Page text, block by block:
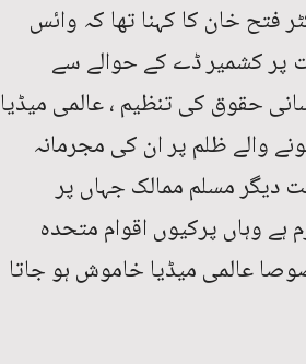
فتح خان کا کہنا تھا کہ وائس
پر کشمیر ڈے کے حوالے سے
حقوق کی تنظیم ، عالمی میڈیا
والے ظلم پر ان کی مجرمانہ
دیگر مسلم ممالک جہاں پر
ہے وہاں پرکیوں اقوام متحدہ
عالمی میڈیا خاموش ہو جاتا